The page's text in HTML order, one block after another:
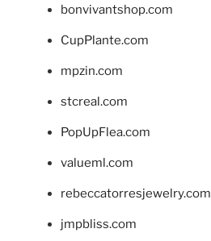
bonvivantshop.com
CupPlante.com
mpzin.com
stcreal.com
PopUpFlea.com
valueml.com
rebeccatorresjewelry.com
jmpbliss.com